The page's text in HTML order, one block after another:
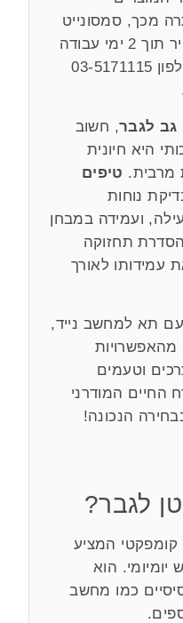
מכך, סמסונייט
מספקת שירות משלוח מהיר תוך 2 ימי עבודה
ושירות לקוחות מקצועי בטלפון 03-5171115
גב לגבר, חשוב
היא חיונית
מרבית. טיפים
נוחות
ועמידה במבחן
תחזוקה
עמידותו לאורך
עם תא למחשב נייד,
וטעמים
החיים המודרני
הנכונה!
לגבר?
קומפקטי המציע
יומיומי. הוא
כמו מחשב